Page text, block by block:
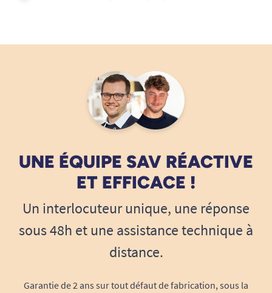
UNE ÉQUIPE SAV RÉACTIVE
ET EFFICACE !
Un interlocuteur unique, une réponse
sous 48h et une assistance technique à
distance.
Garantie de 2 ans sur tout défaut de fabrication, sous la